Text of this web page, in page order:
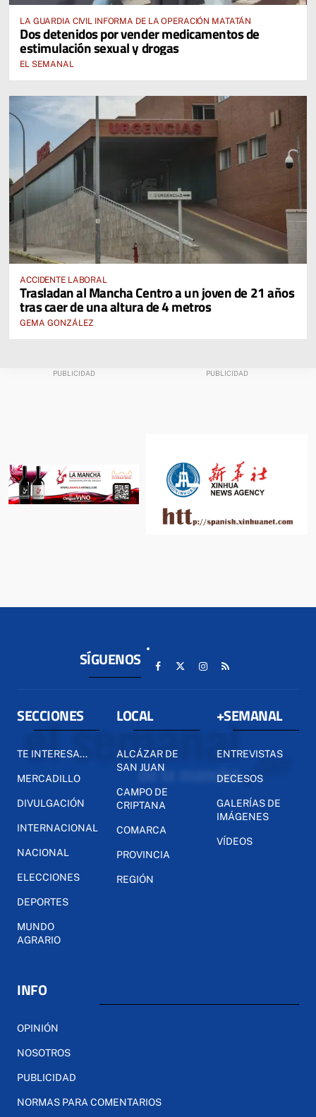
LA GUARDIA CIVIL INFORMA DE LA OPERACIÓN MATATÁN
Dos detenidos por vender medicamentos de
estimulación sexual y drogas
EL SEMANAL
ACCIDENTE LABORAL
Trasladan al Mancha Centro a un joven de 21 años
tras caer de una altura de 4 metros
GEMA GONZÁLEZ
SÍGUENOS
SECCIONES
TE INTERESA...
MERCADILLO
DIVULGACIÓN
INTERNACIONAL
NACIONAL
ELECCIONES
DEPORTES
MUNDO
AGRARIO
LOCAL
ALCÁZAR DE
SAN JUAN
CAMPO DE
CRIPTANA
COMARCA
PROVINCIA
REGIÓN
+SEMANAL
ENTREVISTAS
DECESOS
GALERÍAS DE
IMÁGENES
VÍDEOS
INFO
OPINIÓN
NOSOTROS
PUBLICIDAD
NORMAS PARA COMENTARIOS